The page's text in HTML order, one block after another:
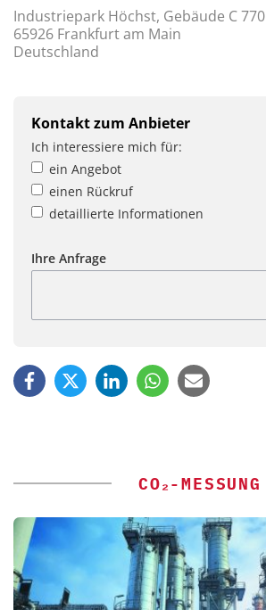
Industriepark Höchst, Gebäude C 770
65926 Frankfurt am Main
Deutschland
Kontakt zum Anbieter
Ich interessiere mich für:
ein Angebot
einen Rückruf
detaillierte Informationen
Ihre Anfrage
CO₂-MESSUNG